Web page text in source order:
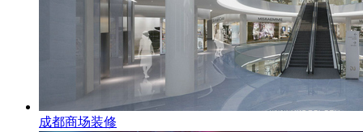
成都商场装修